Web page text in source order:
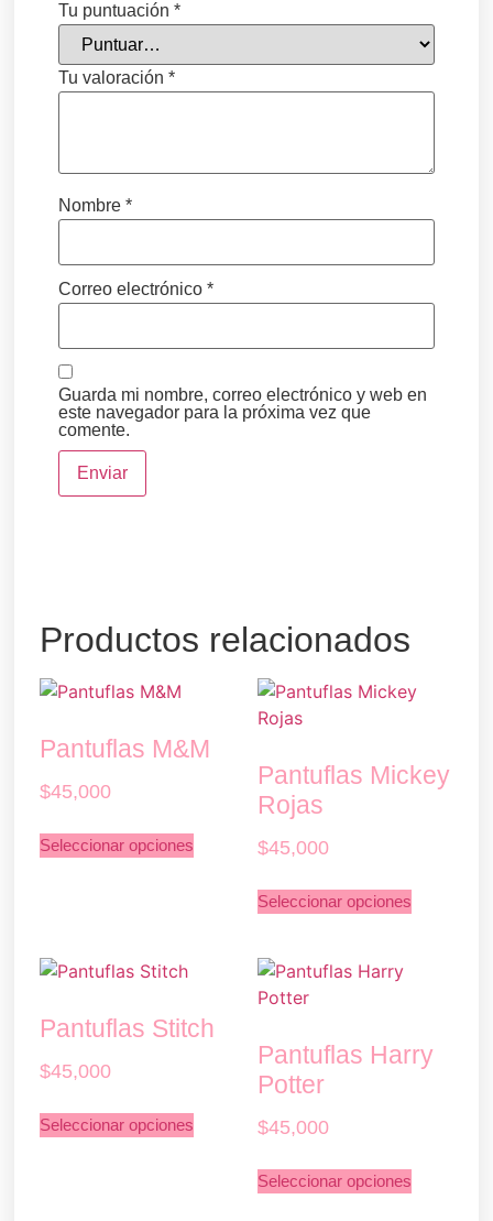
Tu puntuación*
Tu valoración*
Nombre*
Correo electrónico*
Guarda mi nombre, correo electrónico y web en
este navegador para la próxima vez que
comente.
Productos relacionados
Pantuflas M&M
$45,000
Seleccionar opciones
Pantuflas Mickey
Rojas
$45,000
Seleccionar opciones
Pantuflas Stitch
$45,000
Seleccionar opciones
Pantuflas Harry
Potter
$45,000
Seleccionar opciones